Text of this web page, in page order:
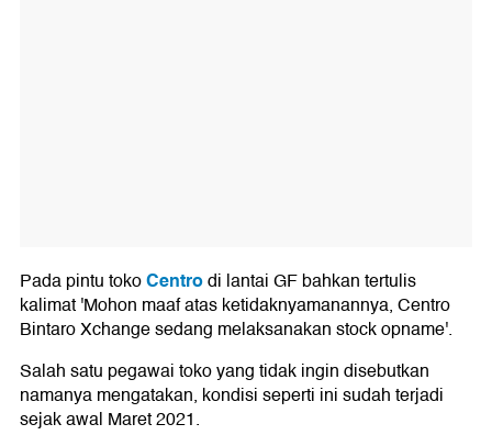
Pada pintu tokoCentrodi lantai GF bahkan tertulis
kalimat 'Mohon maaf atas ketidaknyamanannya, Centro
Bintaro Xchange sedang melaksanakan stock opname'.
Salah satu pegawai toko yang tidak ingin disebutkan
namanya mengatakan, kondisi seperti ini sudah terjadi
sejak awal Maret 2021.